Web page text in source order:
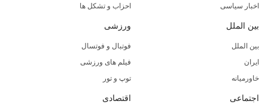
اخبار سیاسی
احزاب و تشکل ها
بین الملل
بین الملل
ایران
خاورمیانه
ورزشی
فوتبال و فوتسال
فیلم های ورزشی
توپ و تور
اجتماعی اقتصادی